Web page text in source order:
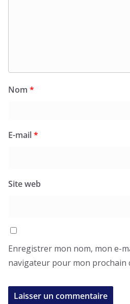
Nom *
E-mail*
Site web
Enregistrer mon nom, mon e-
navigateur pour mon prochain